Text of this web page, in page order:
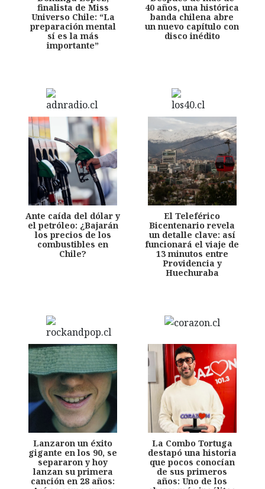
finalista de Miss
Universo Chile: “La
preparación mental
sí es la más
importante”
40 años, una histórica
banda chilena abre
un nuevo capítulo con
disco inédito
Ante caída del dólar y
el petróleo: ¿Bajarán
los precios de los
combustibles en
Chile?
El Teleférico
Bicentenario revela
un detalle clave: así
funcionará el viaje de
13 minutos entre
Providencia y
Huechuraba
Lanzaron un éxito
gigante en los 90, se
separaron y hoy
lanzan su primera
canción en 28 años:
La Combo Tortuga
destapó una historia
que pocos conocían
de sus primeros
años: Uno de los